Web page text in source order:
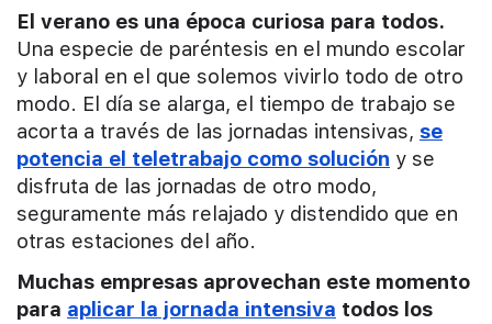
El verano es una época curiosa para todos.
Una especie de paréntesis en el mundo escolar
y laboral en el que solemos vivirlo todo de otro
modo. El día se alarga, el tiempo de trabajo se
acorta a través de las jornadas intensivas, se
potencia el teletrabajo como solución y se
disfruta de las jornadas de otro modo,
seguramente más relajado y distendido que en
otras estaciones del año.
Muchas empresas aprovechan este momento
para aplicar la jornada intensiva todos los